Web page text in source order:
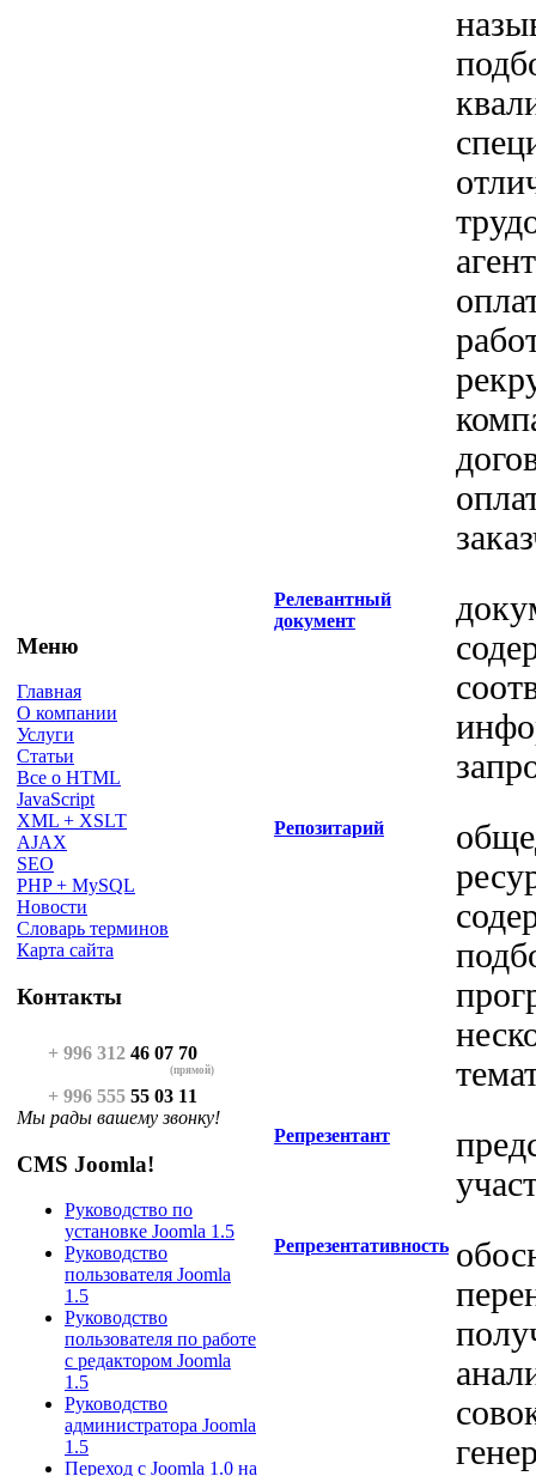
Меню
Главная
О компании
Услуги
Статьи
Все о HTML
JavaScript
XML + XSLT
AJAX
SEO
PHP + MySQL
Новости
Словарь терминов
Карта сайта
Контакты
+ 996 312 46 07 70
(прямой)
+ 996 555 55 03 11
Мы рады вашему звонку!
CMS Joomla!
Руководство по
установке Joomla 1.5
Руководство
пользователя Joomla
1.5
Руководство
пользователя по работе
с редактором Joomla
1.5
Руководство
администратора Joomla
1.5
Переход с Joomla 1.0 на
Релевантный
документ
Репозитарий
Репрезентант
Репрезентативность